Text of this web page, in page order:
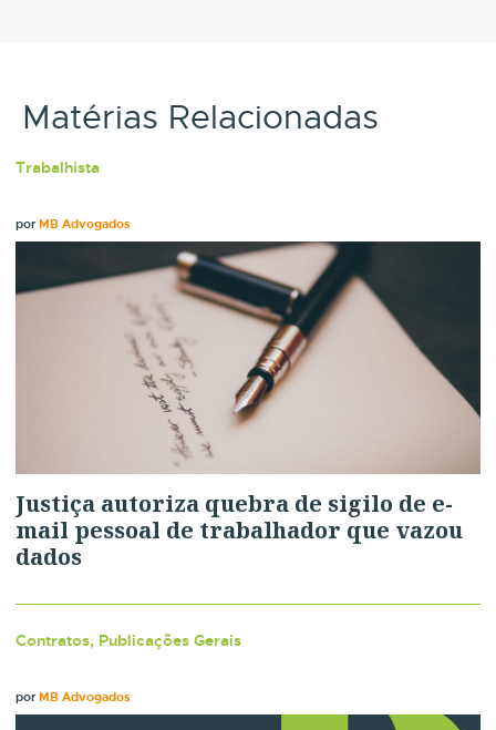
Matérias Relacionadas
Trabalhista
porMB Advogados
Justiça autoriza quebra de sigilo de e-
mail pessoal de trabalhador que vazou
dados
Contratos, Publicações Gerais
porMB Advogados